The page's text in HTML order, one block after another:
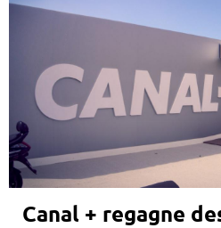
Canal + regagne